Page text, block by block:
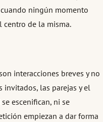
ningún momento
de la misma.
interacciones breves y no
invitados, las parejas y el
escenifican, ni se
empiezan a dar forma